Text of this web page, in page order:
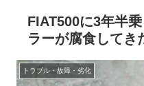
FIAT500に3年半
ラーが腐食してき
トラブル・故障・劣化